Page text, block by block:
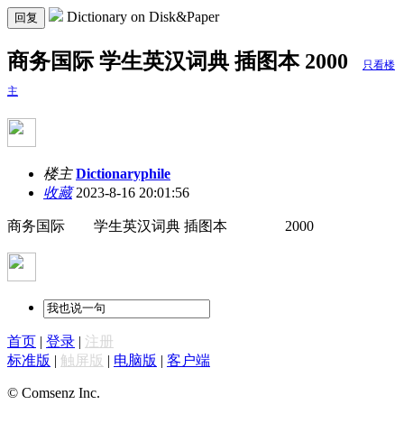
回复 Dictionary on Disk&Paper
商务国际 学生英汉词典 插图本 2000 只看楼
主
楼主 Dictionaryphile
收藏2023-8-16 20:01:56
商务国际 学生英汉词典 插图本 2000
首页 | 登录 | 注册
标准版 | 触屏版 | 电脑版 | 客户端
© Comsenz Inc.